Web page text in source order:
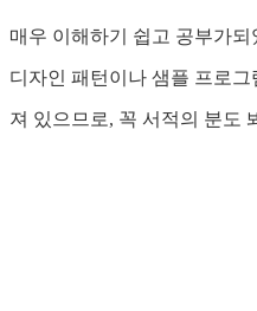
매우 이해하기 쉽고 공부가
디자인 패턴이나 샘플 프로
져 있으므로, 꼭 서적의 분도